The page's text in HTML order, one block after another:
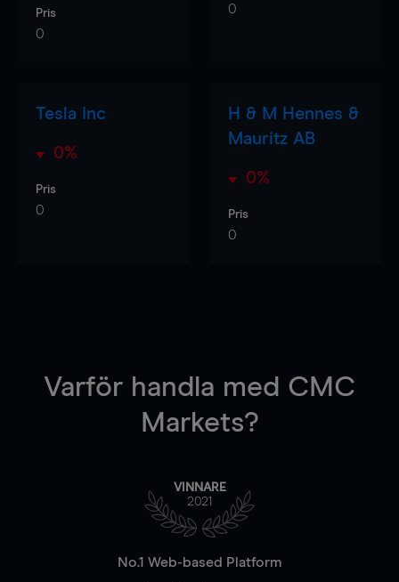
Pris
0
0
Tesla Inc
0%
Pris
0
H & M Hennes &
Mauritz AB
0%
Pris
0
Varför handla med CMC
Markets?
VINNARE
2021
No.1 Web-based Platform